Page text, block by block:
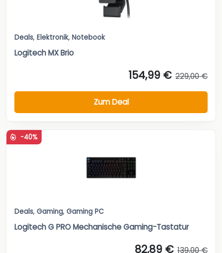
Deals, Elektronik, Notebook
Logitech MX Brio
154,99 € 229,00 €
Zum Deal
-40%
Deals, Gaming, Gaming PC
Logitech G PRO Mechanische Gaming-Tastatur
82,89 € 139,00 €